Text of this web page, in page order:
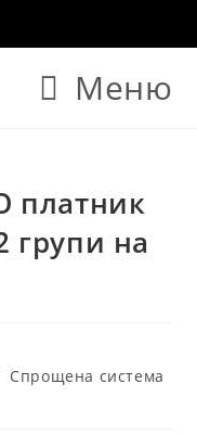
Меню
платник
групи на
Спрощена система